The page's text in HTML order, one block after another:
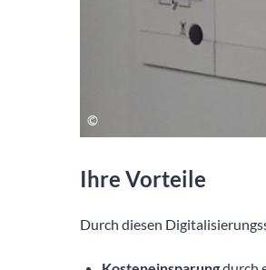
Ihre Vorteile
Durch diesen
Kosteneinsparung
durch